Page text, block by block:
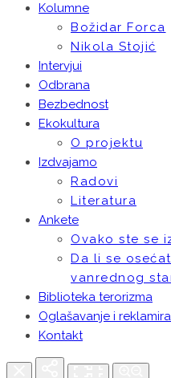
Kolumne
Božidar Forca
Nikola Stojić
Intervjui
Odbrana
Bezbednost
Ekokultura
O projektu
Izdvajamo
Radovi
Literatura
Ankete
Ovako ste se
Da li se
vanrednog
Biblioteka terorizma
Oglašavanje i
Kontakt